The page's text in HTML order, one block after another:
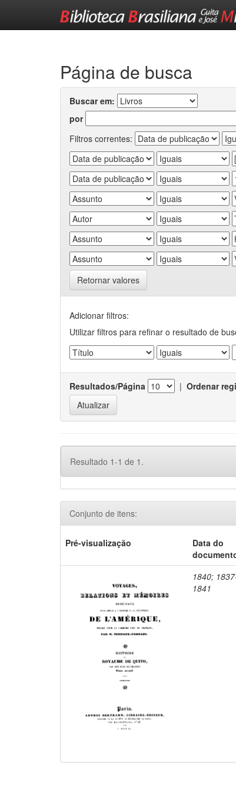
Página de busca
Buscar em:
por
Filtros correntes:
Retornar valores
Adicionar filtros:
Utilizar filtros para refinar o resultado de
Resultados/Página | Ordenar
Resultado 1-1 de 1.
Conjunto de itens:
Pré-visualização
Data do
1840;
1841